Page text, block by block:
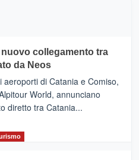
collegamento tra
da Neos
di Catania e Comiso,
World, annunciano
diretto tra Catania...